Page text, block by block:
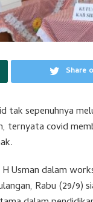
Share
tak sepenuhnya
ternyata covid
Usman dalam
Rabu (29/9)